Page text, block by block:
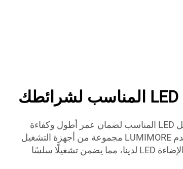
من الضروري استخدام جهاز تشغيل LED المناسب لضمان عمر أطول وكفاءة
أعلى لمصابيح LED الخاصة بك. تقدم LUMIMORE مجموعة من أجهزة التشغيل
التي تناسب بشكل مثالي منتجات الإضاءة LED لدينا، مما يضمن تشغيلًا سلسًا